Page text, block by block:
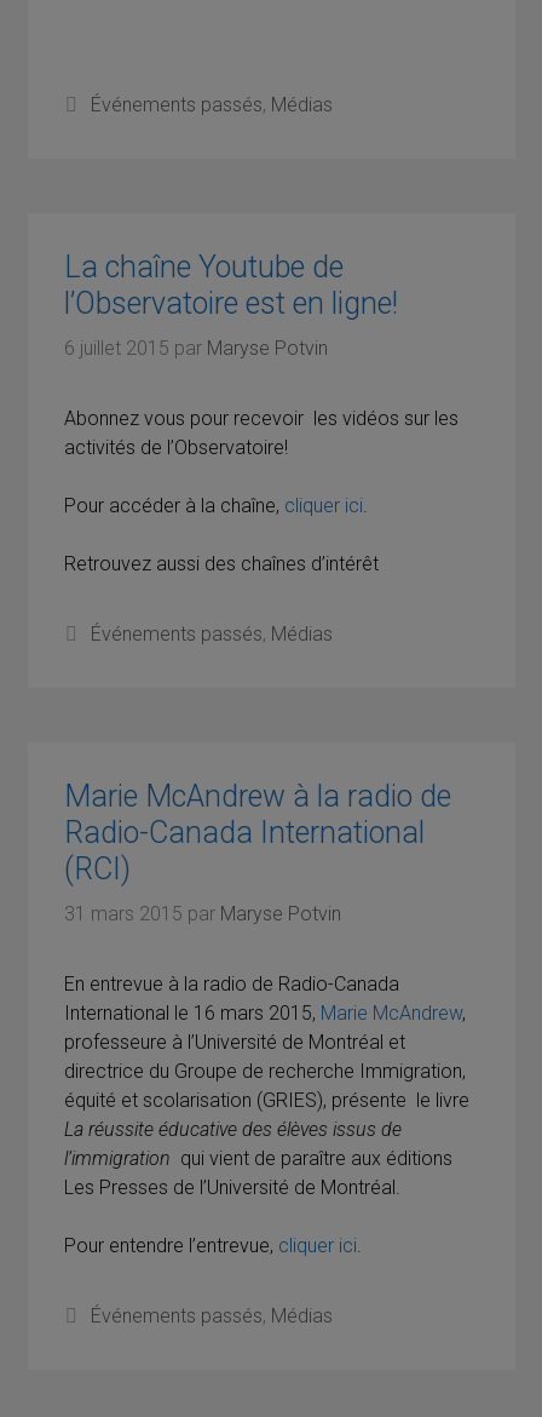
Catégories
Événements passés, Médias
La chaîne Youtube de
l’Observatoire est en ligne!
6 juillet 2015 par Maryse Potvin
Abonnez vous pour recevoir les vidéos sur les
activités de l’Observatoire!
Pour accéder à la chaîne, cliquer ici.
Retrouvez aussi des chaînes d’intérêt
Catégories
Événements passés, Médias
Marie McAndrew à la radio de
Radio-Canada International
(RCI)
31 mars 2015 par Maryse Potvin
En entrevue à la radio de Radio-Canada
International le 16 mars 2015, Marie McAndrew,
professeure à l’Université de Montréal et
directrice du Groupe de recherche Immigration,
équité et scolarisation (GRIES), présente le livre
La réussite éducative des élèves issus de
l’immigration qui vient de paraître aux éditions
Les Presses de l’Université de Montréal.
Pour entendre l’entrevue, cliquer ici.
Catégories
Événements passés, Médias